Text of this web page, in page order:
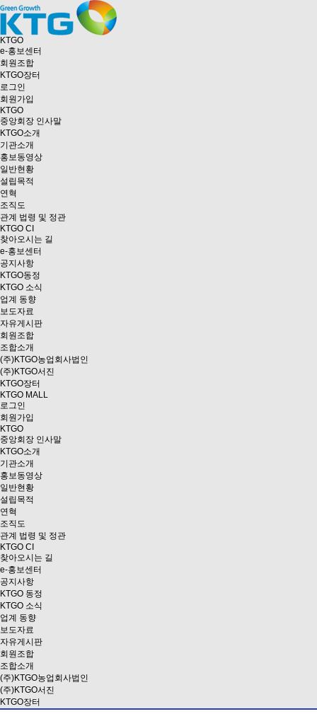
KTGO
e-홍보센터
회원조합
KTGO장터
로그인
회원가입
KTGO
중앙회장 인사말
KTGO소개
기관소개
홍보동영상
일반현황
설립목적
연혁
조직도
관계 법령 및 정관
KTGO CI
찾아오시는 길
e-홍보센터
공지사항
KTGO동정
KTGO 소식
업계 동향
보도자료
자유게시판
회원조합
조합소개
(주)KTGO농업회사법인
(주)KTGO서진
KTGO장터
KTGO MALL
로그인
회원가입
KTGO
중앙회장 인사말
KTGO소개
기관소개
홍보동영상
일반현황
설립목적
연혁
조직도
관계 법령 및 정관
KTGO CI
찾아오시는 길
e-홍보센터
공지사항
KTGO 동정
KTGO 소식
업계 동향
보도자료
자유게시판
회원조합
조합소개
(주)KTGO농업회사법인
(주)KTGO서진
KTGO장터